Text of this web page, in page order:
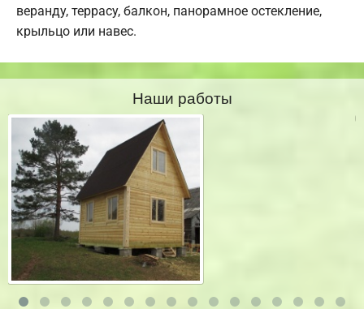
веранду, террасу, балкон, панорамное остекление,
крыльцо или навес.
Наши работы